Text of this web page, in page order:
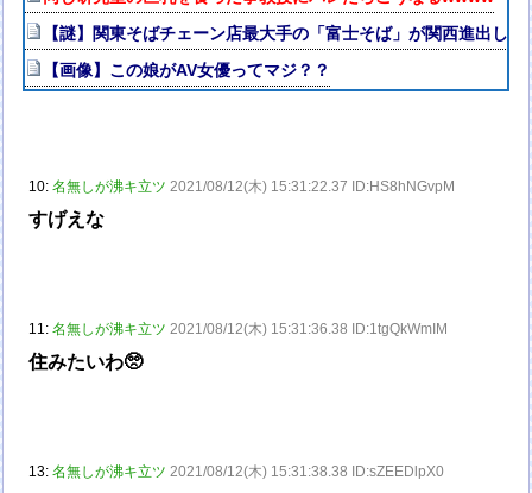
【謎】関東そばチェーン店最大手の「富士そば」が関西進出し
【画像】この娘がAV女優ってマジ？？
10:名無しが沸キ立ツ 2021/08/12(木) 15:31:22.37 ID:HS8hNGvpM
すげえな
11:名無しが沸キ立ツ 2021/08/12(木) 15:31:36.38 ID:1tgQkWmIM
住みたいわ🥺
13:名無しが沸キ立ツ 2021/08/12(木) 15:31:38.38 ID:sZEEDlpX0